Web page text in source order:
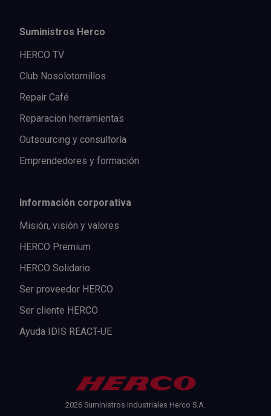
Suministros Herco
HERCO TV
Club Nosolotornillos
Repair Café
Reparacion herramientas
Outsourcing y consultoría
Emprendedores y formación
Información corporativa
Misión, visión y valores
HERCO Premium
HERCO Solidario
Ser proveedor HERCO
Ser cliente HERCO
Ayuda IDIS REACT-UE
2026 Suministros Industriales Herco S.A.